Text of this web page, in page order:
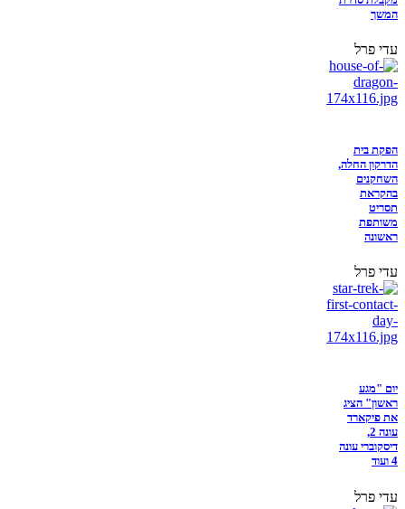
המשך
עדי פרל
הפקת בית
הדרקון החלה,
השחקנים
בהקראת
תסריט
משותפת
ראשונה
עדי פרל
יום "מגע
ראשון" הציג
את פיקארד
עונה 2,
דיסקוברי עונה
4 ועוד
עדי פרל